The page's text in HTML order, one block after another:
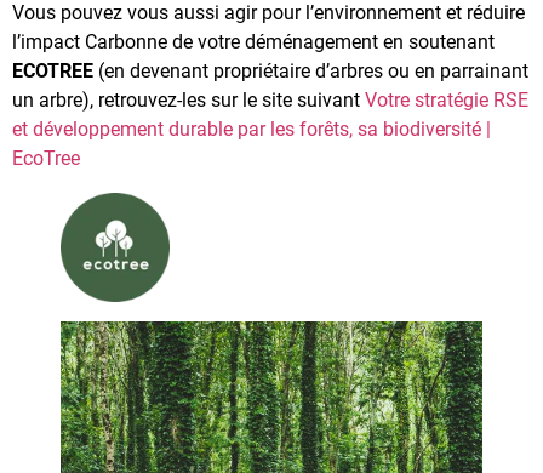
Vous pouvez vous aussi agir pour l’environnement et réduire
l’impact Carbonne de votre déménagement en soutenant
ECOTREE (en devenant propriétaire d’arbres ou en parrainant
un arbre), retrouvez-les sur le site suivant Votre stratégie RSE
et développement durable par les forêts, sa biodiversité |
EcoTree